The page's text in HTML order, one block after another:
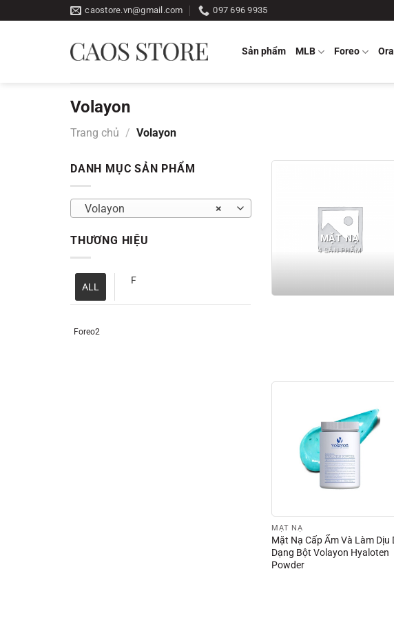
qua
caostore.vn@gmail.com 097 696 9935
Sản phẩm MLB Foreo
Volayon
Trang chủ / Volayon
DANH MỤC SẢN PHẨM
×
Volayon
THƯƠNG HIỆU
ALL
F
Foreo2
MẶT NẠ
4 SẢN PHẨM
MẶT NẠ
Mặt Nạ Cấp Ẩm Và Làm Dịu
Dạng Bột Volayon Hyaloten
Powder